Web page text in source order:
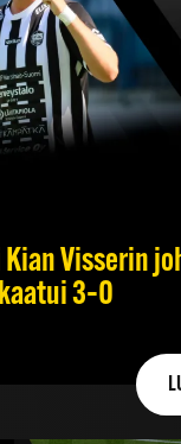
Kian Visserin
3–0